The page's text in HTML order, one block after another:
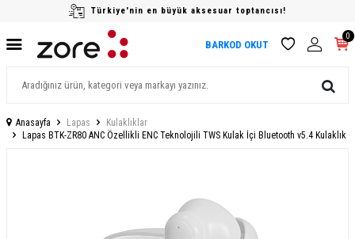
Türkiye'nin en büyük aksesuar toptancısı!
BARKOD OKUT
0
Anasayfa Lapas
Kulaklıklar
Lapas BTK-ZR80 ANC Özellikli ENC Teknolojili TWS Kulak İçi Bluetooth v5.4 Kulaklık